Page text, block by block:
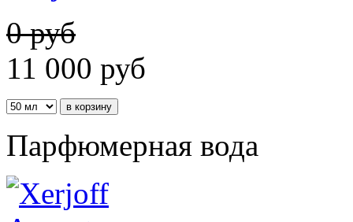
0 руб
11 000 руб
Парфюмерная вода